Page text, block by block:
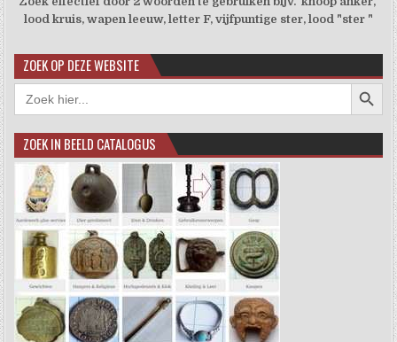
lood kruis, wapen leeuw, letter F, vijfpuntige ster, lood "ster "
ZOEK OP DEZE WEBSITE
Zoek
naar:
ZOEK IN BEELD CATALOGUS